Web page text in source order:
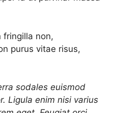
fringilla non,
purus vitae risus,
sodales euismod
Ligula enim nisi varius